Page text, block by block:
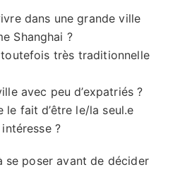
dans une grande ville
Shanghai ?
très traditionnelle
avec peu d’expatriés ?
le fait d’être le/la seul.e
?
se poser avant de décider